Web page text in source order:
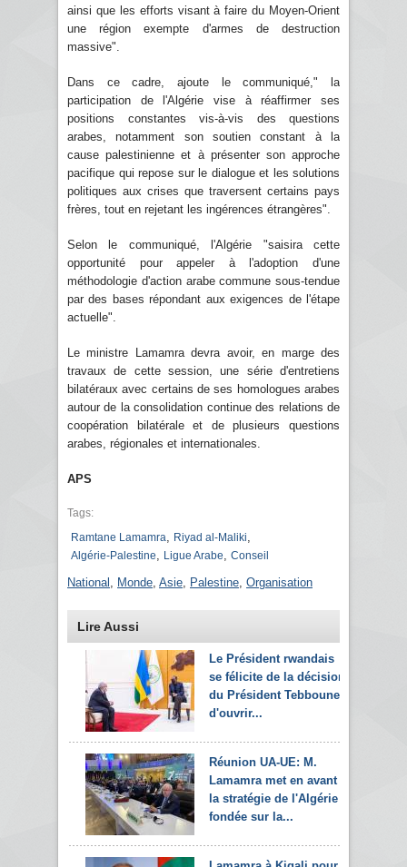
ainsi que les efforts visant à faire du Moyen-Orient
une région exempte d'armes de destruction
massive".
Dans ce cadre, ajoute le communiqué," la
participation de l'Algérie vise à réaffirmer ses
positions constantes vis-à-vis des questions
arabes, notamment son soutien constant à la
cause palestinienne et à présenter son approche
pacifique qui repose sur le dialogue et les solutions
politiques aux crises que traversent certains pays
frères, tout en rejetant les ingérences étrangères".
Selon le communiqué, l'Algérie "saisira cette
opportunité pour appeler à l'adoption d'une
méthodologie d'action arabe commune sous-tendue
par des bases répondant aux exigences de l'étape
actuelle".
Le ministre Lamamra devra avoir, en marge des
travaux de cette session, une série d'entretiens
bilatéraux avec certains de ses homologues arabes
autour de la consolidation continue des relations de
coopération bilatérale et de plusieurs questions
arabes, régionales et internationales.
APS
Tags:
Ramtane Lamamra
Riyad al-Maliki
Algérie-Palestine Ligue Arabe Conseil
National Monde Asie Palestine Organisation
Lire Aussi
Le Président rwandais
se félicite de la décision
du Président Tebboune
d'ouvrir...
Réunion UA-UE: M.
Lamamra met en avant
la stratégie de l'Algérie
fondée sur la...